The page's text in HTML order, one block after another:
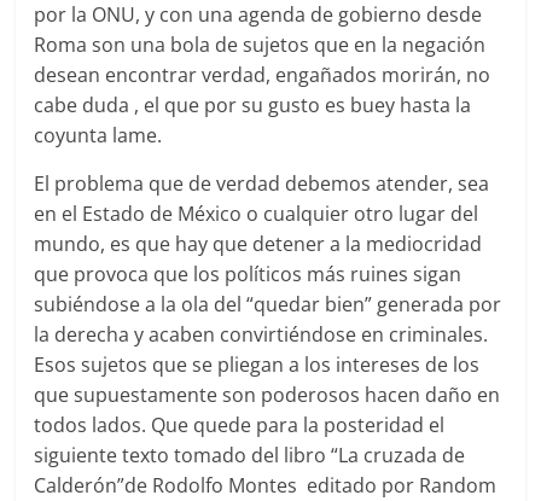
por la ONU, y con una agenda de gobierno desde
Roma son una bola de sujetos que en la negación
desean encontrar verdad, engañados morirán, no
cabe duda , el que por su gusto es buey hasta la
coyunta lame.
El problema que de verdad debemos atender, sea
en el Estado de México o cualquier otro lugar del
mundo, es que hay que detener a la mediocridad
que provoca que los políticos más ruines sigan
subiéndose a la ola del “quedar bien” generada por
la derecha y acaben convirtiéndose en criminales.
Esos sujetos que se pliegan a los intereses de los
que supuestamente son poderosos hacen daño en
todos lados. Que quede para la posteridad el
siguiente texto tomado del libro “La cruzada de
Calderón”de Rodolfo Montes editado por Random